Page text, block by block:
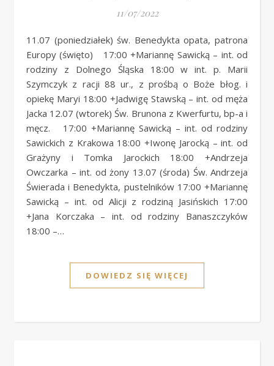
11/07/2022
11.07 (poniedziałek) św. Benedykta opata, patrona
Europy (święto) 17:00 +Mariannę Sawicką – int. od
rodziny z Dolnego Śląska 18:00 w int. p. Marii
Szymczyk z racji 88 ur., z prośbą o Boże błog. i
opiekę Maryi 18:00 +Jadwigę Stawską – int. od męża
Jacka 12.07 (wtorek) Św. Brunona z Kwerfurtu, bp-a i
męcz. 17:00 +Mariannę Sawicką – int. od rodziny
Sawickich z Krakowa 18:00 +Iwonę Jarocką – int. od
Grażyny i Tomka Jarockich 18:00 +Andrzeja
Owczarka – int. od żony 13.07 (środa) Św. Andrzeja
Świerada i Benedykta, pustelników 17:00 +Mariannę
Sawicką – int. od Alicji z rodziną Jasińskich 17:00
+Jana Korczaka – int. od rodziny Banaszczyków
18:00 –…
DOWIEDZ SIĘ WIĘCEJ